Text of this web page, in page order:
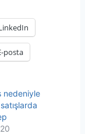
posta
nedeniyle